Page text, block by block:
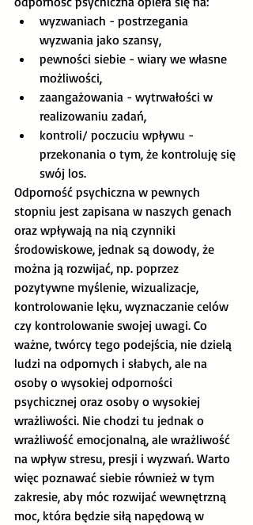
wyzwaniach - postrzegania
wyzwania jako szansy,
pewności siebie - wiary we własne
możliwości,
zaangażowania - wytrwałości w
realizowaniu zadań,
kontroli/ poczuciu wpływu -
przekonania o tym, że kontroluję się
swój los.
Odporność psychiczna w pewnych
stopniu jest zapisana w naszych genach
oraz wpływają na nią czynniki
środowiskowe, jednak są dowody, że
można ją rozwijać, np. poprzez
pozytywne myślenie, wizualizacje,
kontrolowanie lęku, wyznaczanie celów
czy kontrolowanie swojej uwagi. Co
ważne, twórcy tego podejścia, nie dzielą
ludzi na odpornych i słabych, ale na
osoby o wysokiej odporności
psychicznej oraz osoby o wysokiej
wrażliwości. Nie chodzi tu jednak o
wrażliwość emocjonalną, ale wrażliwość
na wpływ stresu, presji i wyzwań. Warto
więc poznawać siebie również w tym
zakresie, aby móc rozwijać wewnętrzną
moc, która będzie siłą napędową w